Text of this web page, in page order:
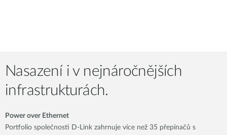
Nasazení i v nejnáročnějších
infrastrukturách.
Power over Ethernet
Portfolio společnosti D-Link zahrnuje více než 35 přepínačů s